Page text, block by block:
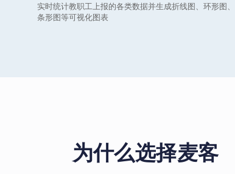
实时统计教职工上报的各类数据并生成折线图、环形图、
条形图等可视化图表
为什么选择麦客